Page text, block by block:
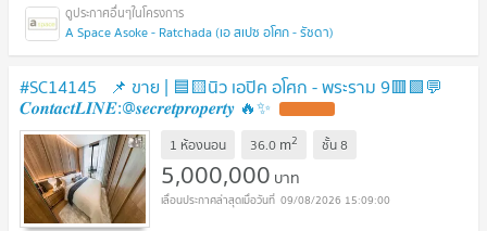
A Space Asoke - Ratchada (เอ สเปซ อโศก - รัชดา)
#SC14145 ​ 📌 ขาย | 🟦🟨นิว เอปิค อโศก - พระราม 9​🟥🟩💬
𝑪𝒐𝒏𝒕𝒂𝒄𝒕𝑳𝑰𝑵𝑬:@𝒔𝒆𝒄𝒓𝒆𝒕𝒑𝒓𝒐𝒑𝒆𝒓𝒕𝒚 🔥✨
1 ห้องนอน 36.0 m2 ชั้น8
5,000,000 บาท
09/08/2026 15:09:00